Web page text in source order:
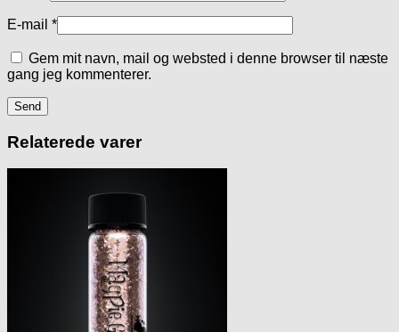
E-mail *
Gem mit navn, mail og websted i denne browser til næste
gang jeg kommenterer.
Relaterede varer